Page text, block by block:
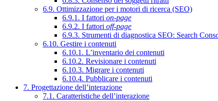
6.9. Ottimizzazione per i motori di ricerca (SEO)
6.9.1. I fattori on-page
6.9.2. I fattori off-page
6.9.3. Strumenti di diagnostica SEO: Search
6.10. Gestire i contenuti
6.10.1. L’inventario dei contenuti
6.10.2. Revisionare i contenuti
6.10.3. Migrare i contenuti
6.10.4. Pubblicare i contenuti
7. Progettazione dell’interazione
7.1. Caratteristiche dell’interazione